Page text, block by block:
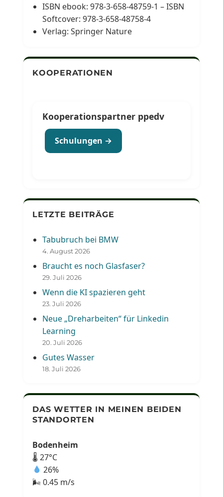
ISBN ebook: 978-3-658-48759-1 – ISBN
Softcover: 978-3-658-48758-4
Verlag: Springer Nature
KOOPERATIONEN
Kooperationspartner ppedv
Schulungen →
LETZTE BEITRÄGE
Tabubruch bei BMW
4. August 2026
Braucht es noch Glasfaser?
29. Juli 2026
Wenn die KI spazieren geht
23. Juli 2026
Neue „Dreharbeiten“ für Linkedin
Learning
20. Juli 2026
Gutes Wasser
18. Juli 2026
DAS WETTER IN MEINEN BEIDEN
STANDORTEN
Bodenheim
🌡 27°C
26%
🌬 0.45 m/s